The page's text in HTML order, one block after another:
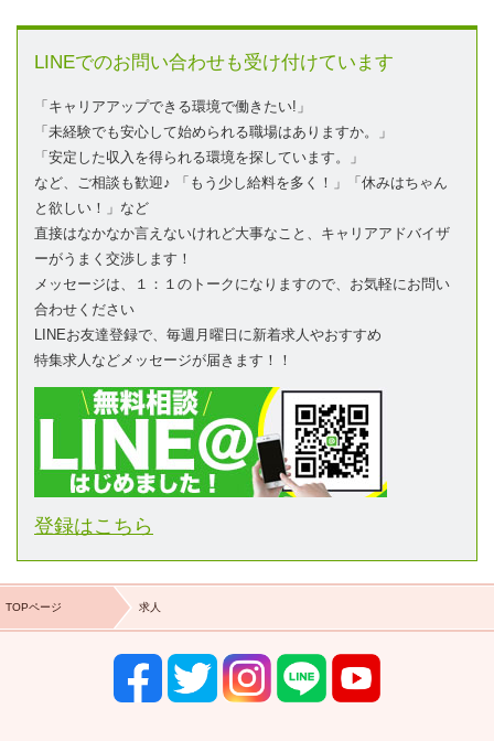
LINEでのお問い合わせも受け付けています
「キャリアアップできる環境で働きたい!」
「未経験でも安心して始められる職場はありますか。」
「安定した収入を得られる環境を探しています。」
など、ご相談も歓迎♪ 「もう少し給料を多く！」「休みはちゃん
と欲しい！」など
直接はなかなか言えないけれど大事なこと、キャリアアドバイザ
ーがうまく交渉します！
メッセージは、１：１のトークになりますので、お気軽にお問い
合わせください
LINEお友達登録で、毎週月曜日に新着求人やおすすめ
特集求人などメッセージが届きます！！
登録はこちら
TOPページ 求人